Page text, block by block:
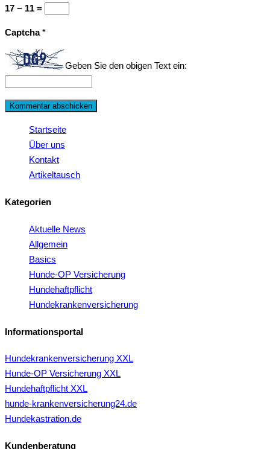
17 − 11 =
Captcha*
Geben Sie den obigen Text ein:
Startseite
Über uns
Kontakt
Artikeltausch
Kategorien
Aktuelle News
Allgemein
Basics
Hunde-OP Versicherung
Hundehaftpflicht
Hundekrankenversicherung
Informationsportal
Hundekrankenversicherung XXL
Hunde-OP Versicherung XXL
Hundehaftpflicht XXL
hunde-krankenversicherung24.de
Hundekastration.de
Kundenberatung